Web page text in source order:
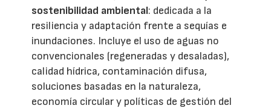
sostenibilidad ambiental: dedicada a la
resiliencia y adaptación frente a sequías e
inundaciones. Incluye el uso de aguas no
convencionales (regeneradas y desaladas),
calidad hídrica, contaminación difusa,
soluciones basadas en la naturaleza,
economía circular y políticas de gestión del